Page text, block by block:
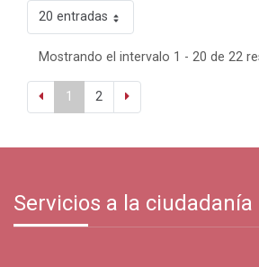
20 entradas
Mostrando el intervalo 1 - 20 de 22
1 2
Servicios a la ciudadanía